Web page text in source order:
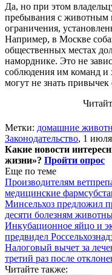
Да, но при этом
пребывания с животным
ограничения,
Например, в Москве
общественных местах
наморднике. Это не
соблюдения им команд и
могут не знать
Метки: домашние
Законодательство, 1
Какие новости
жизни»? Пройти опрос
Еще по теме
Производителям
медицинские
Минсельхоз предложил
десяти болезням
Инкубационное яйцо и
предвидел
Налоговый вычет за
третий раз после
Читайте также: